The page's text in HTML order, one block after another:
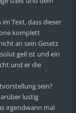
Text, dass dieser
komplett
an sein Gesetz
geil ist und ein
und er die
sein?
lustig
irgendwann mal